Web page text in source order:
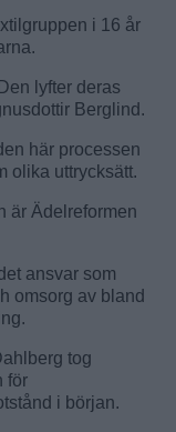
i 16 år
lyfter deras
Berglind.
här processen
olika uttrycksätt.
är Ädelreformen
ansvar som
omsorg av bland
tog
för
i början.